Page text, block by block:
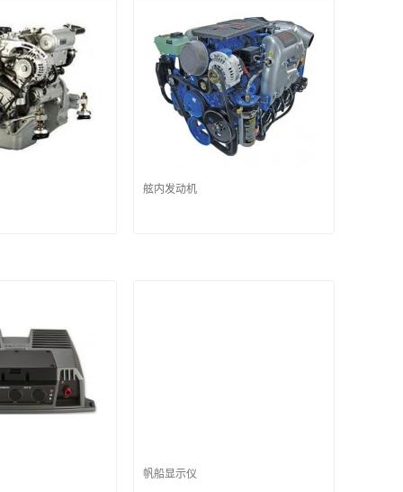
舷内发动机
帆船显示仪